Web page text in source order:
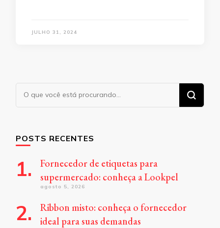
JULHO 31, 2024
Procurando
POSTS RECENTES
Fornecedor de etiquetas para
supermercado: conheça a Lookpel
agosto 5, 2026
Ribbon misto: conheça o fornecedor
ideal para suas demandas